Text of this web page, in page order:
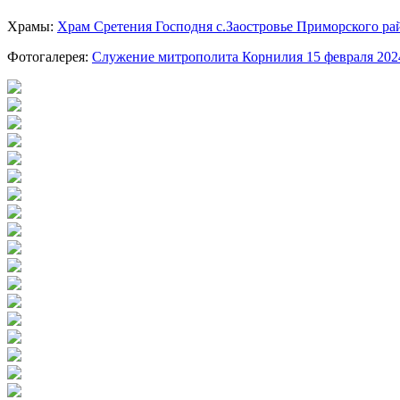
Храмы: Храм Сретения Господня с.Заостровье Приморского
Фотогалерея: Служение митрополита Корнилия 15 февраля